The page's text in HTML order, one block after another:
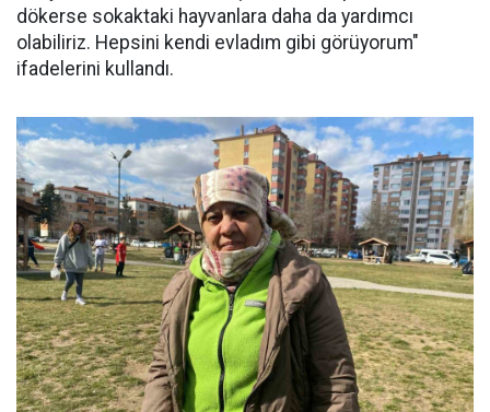
dökerse sokaktaki hayvanlara daha da yardımcı
olabiliriz. Hepsini kendi evladım gibi görüyorum"
ifadelerini kullandı.